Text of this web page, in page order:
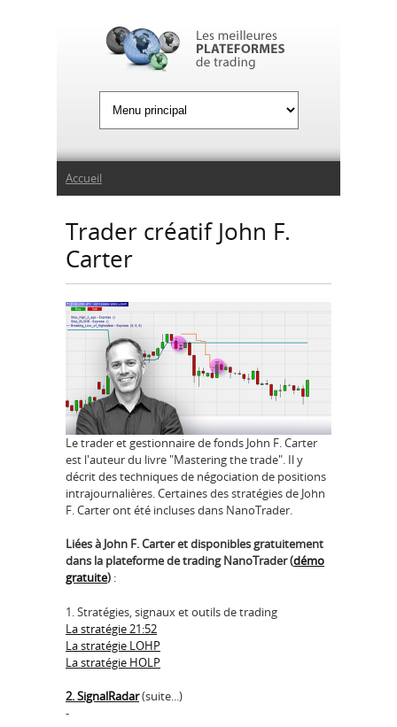
Vous êtes ici
Accueil
Trader créatif John F.
Carter
Le trader et gestionnaire de fonds John F. Carter
est l'auteur du livre "Mastering the trade". Il y
décrit des techniques de négociation de positions
intrajournalières. Certaines des stratégies de John
F. Carter ont été incluses dans NanoTrader.
Liées à John F. Carter et disponibles gratuitement
dans la plateforme de trading NanoTrader (démo
gratuite) :
1. Stratégies, signaux et outils de trading
La stratégie 21:52
La stratégie LOHP
La stratégie HOLP
2. SignalRadar(suite...)
-